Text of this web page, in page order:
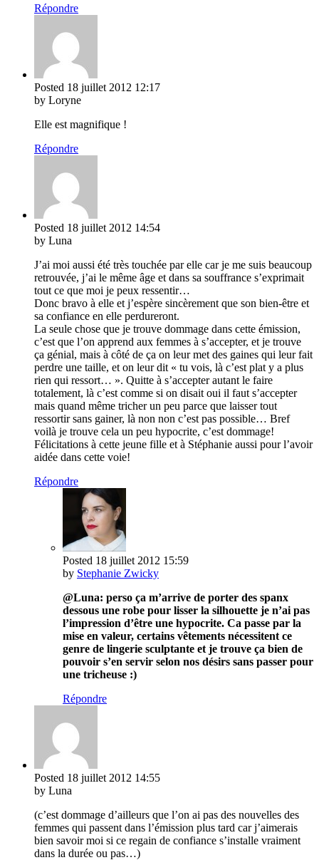
Répondre
Posted 18 juillet 2012 12:17
by Loryne
Elle est magnifique !
Répondre
Posted 18 juillet 2012 14:54
by Luna
J’ai moi aussi été très touchée par elle car je me suis beaucoup
retrouvée, j’ai le même âge et dans sa souffrance s’exprimait
tout ce que moi je peux ressentir…
Donc bravo à elle et j’espère sincèrement que son bien-être et
sa confiance en elle perdureront.
La seule chose que je trouve dommage dans cette émission,
c’est que l’on apprend aux femmes à s’accepter, et je trouve
ça génial, mais à côté de ça on leur met des gaines qui leur fait
perdre une taille, et on leur dit « tu vois, là c’est plat y a plus
rien qui ressort… ». Quitte à s’accepter autant le faire
totalement, là c’est comme si on disait oui il faut s’accepter
mais quand même tricher un peu parce que laisser tout
ressortir sans gainer, là non non c’est pas possible… Bref
voilà je trouve cela un peu hypocrite, c’est dommage!
Félicitations à cette jeune fille et à Stéphanie aussi pour l’avoir
aidée dans cette voie!
Répondre
Posted 18 juillet 2012 15:59
by Stephanie Zwicky
@Luna: perso ça m’arrive de porter des spanx
dessous une robe pour lisser la silhouette je n’ai pas
l’impression d’être une hypocrite. Ca passe par la
mise en valeur, certains vêtements nécessitent ce
genre de lingerie sculptante et je trouve ça bien de
pouvoir s’en servir selon nos désirs sans passer pour
une tricheuse :)
Répondre
Posted 18 juillet 2012 14:55
by Luna
(c’est dommage d’ailleurs que l’on ai pas des nouvelles des
femmes qui passent dans l’émission plus tard car j’aimerais
bien savoir moi si ce regain de confiance s’installe vraiment
dans la durée ou pas…)